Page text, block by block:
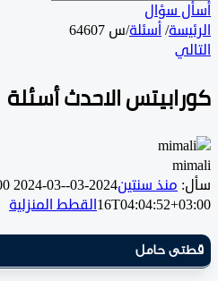
سؤال
/ أسئلة/س 64607
الاحدث أسئلة
منذ سنتين2024-03-16T04:04:52+03:00
2024-03-
القطط المنزلية
حامل